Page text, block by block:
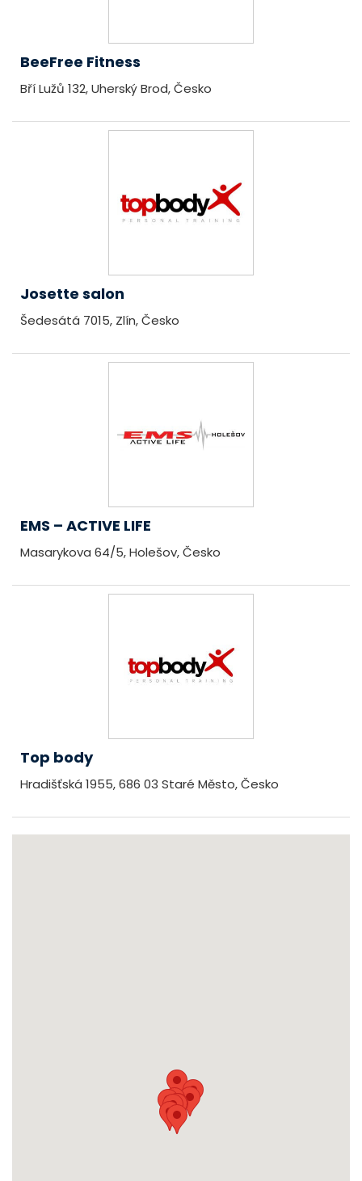
BeeFree Fitness
Bří Lužů 132, Uherský Brod, Česko
Josette salon
Šedesátá 7015, Zlín, Česko
EMS – ACTIVE LIFE
Masarykova 64/5, Holešov, Česko
Top body
Hradišťská 1955, 686 03 Staré Město, Česko